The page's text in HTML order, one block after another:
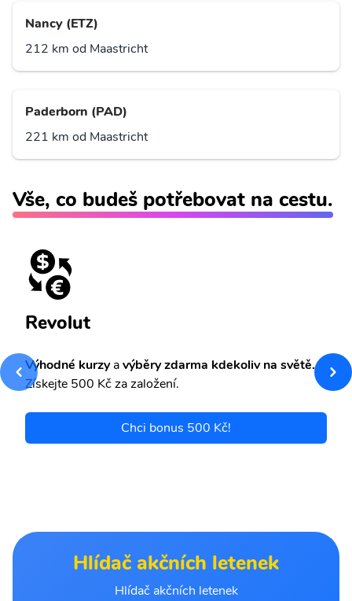
Nancy (ETZ)
212 km od Maastricht
Paderborn (PAD)
221 km od Maastricht
Vše, co budeš potřebovat na cestu.
Revolut
Výhodné kurzyavýběry zdarma kdekoliv na světě.
Získejte 500 Kč za založení.
Chci bonus 500 Kč!
Hlídač akčních letenek
Hlídač akčních letenek